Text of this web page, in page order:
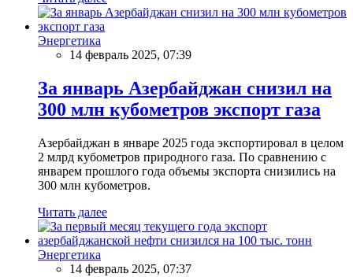
Энергетика
14 февраль 2025, 07:39
За январь Азербайджан снизил на
300 млн кубометров экспорт газа
Азербайджан в январе 2025 года экспортировал в целом
2 млрд кубометров природного газа. По сравнению с
январем прошлого года объемы экспорта снизились на
300 млн кубометров.
Читать далее
Энергетика
14 февраль 2025, 07:37